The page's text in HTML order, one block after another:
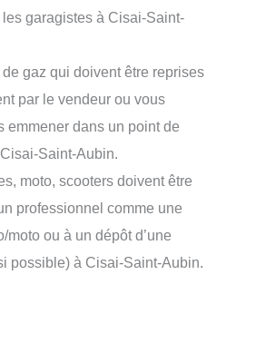
garagistes à Cisai-Saint-
gaz qui doivent être reprises
par le vendeur ou vous
emmener dans un point de
Saint-Aubin.
moto, scooters doivent être
professionnel comme une
moto ou à un dépôt d’une
possible) à Cisai-Saint-Aubin.